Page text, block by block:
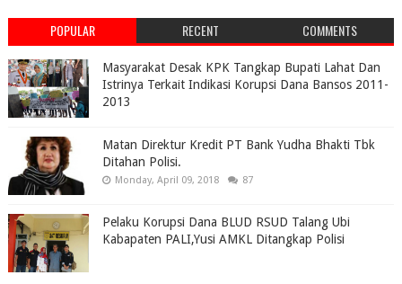
POPULAR RECENT COMMENTS
Masyarakat Desak KPK Tangkap Bupati Lahat Dan
Istrinya Terkait Indikasi Korupsi Dana Bansos 2011-
2013
Matan Direktur Kredit PT Bank Yudha Bhakti Tbk
Ditahan Polisi.
Monday, April 09, 2018 87
Pelaku Korupsi Dana BLUD RSUD Talang Ubi
Kabapaten PALI,Yusi AMKL Ditangkap Polisi